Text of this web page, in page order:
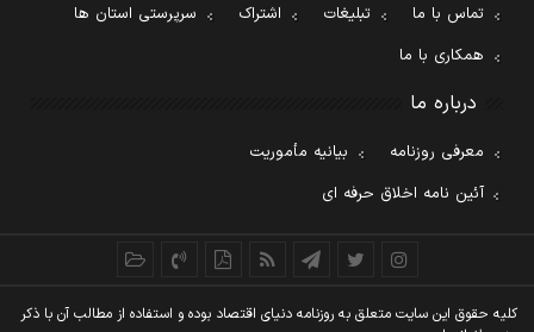
تماس با ما تبلیغات اشتراک
سرپرستی استان ها
همکاری با ما
درباره ما
معرفی روزنامه
بیانیه مأموریت
آئین نامه اخلاق حرفه ای
کليه حقوق اين سايت متعلق به روزنامه دنيای اقتصاد بوده و استفاده از مطالب آن با ذکر